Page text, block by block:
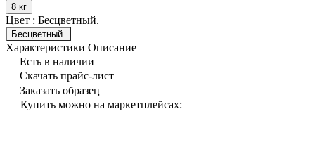
8 кг
Цвет : Бесцветный.
Бесцветный.
Характеристики Описание
Есть в наличии
Скачать прайс-лист
Заказать образец
Купить можно на маркетплейсах: